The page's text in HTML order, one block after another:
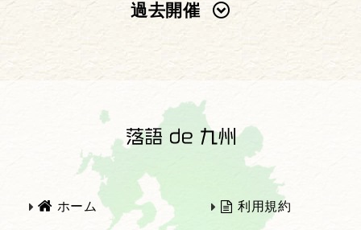
過去開催
2022年
2021年 2020年
ホーム 利用規約